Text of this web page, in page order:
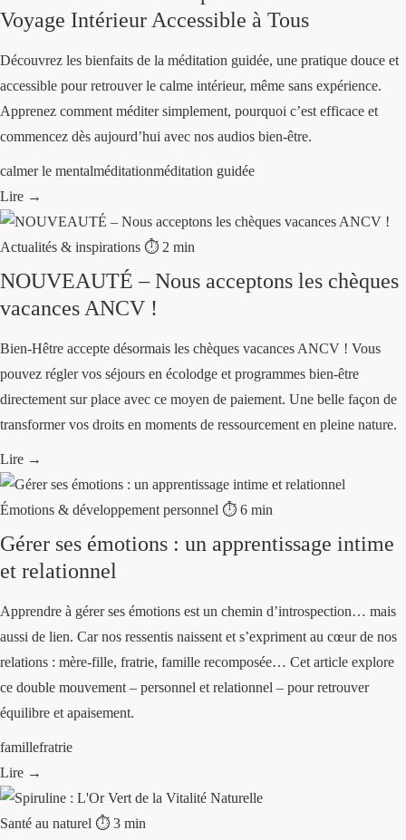
Voyage Intérieur Accessible à Tous
Découvrez les bienfaits de la méditation guidée, une pratique douce et
accessible pour retrouver le calme intérieur, même sans expérience.
Apprenez comment méditer simplement, pourquoi c’est efficace et
commencez dès aujourd’hui avec nos audios bien-être.
calmer le mentalméditationméditation guidée
Lire →
Actualités & inspirations ⏱ 2 min
NOUVEAUTÉ – Nous acceptons les chèques
vacances ANCV !
Bien-Hêtre accepte désormais les chèques vacances ANCV ! Vous
pouvez régler vos séjours en écolodge et programmes bien-être
directement sur place avec ce moyen de paiement. Une belle façon de
transformer vos droits en moments de ressourcement en pleine nature.
Lire →
Émotions & développement personnel ⏱ 6 min
Gérer ses émotions : un apprentissage intime
et relationnel
Apprendre à gérer ses émotions est un chemin d’introspection… mais
aussi de lien. Car nos ressentis naissent et s’expriment au cœur de nos
relations : mère-fille, fratrie, famille recomposée… Cet article explore
ce double mouvement – personnel et relationnel – pour retrouver
équilibre et apaisement.
famillefratrie
Lire →
Santé au naturel ⏱ 3 min